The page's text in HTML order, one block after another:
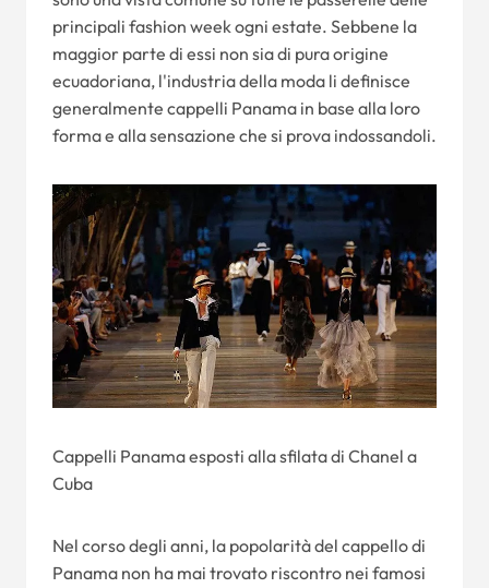
principali fashion week ogni estate. Sebbene la
maggior parte di essi non sia di pura origine
ecuadoriana, l'industria della moda li definisce
generalmente cappelli Panama in base alla loro
forma e alla sensazione che si prova indossandoli.
Cappelli Panama esposti alla sfilata di Chanel a
Cuba
Nel corso degli anni, la popolarità del cappello di
Panama non ha mai trovato riscontro nei famosi